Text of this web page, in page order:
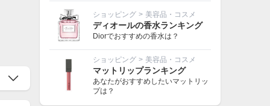
ショッピング > 美容品・コスメ
ディオールの香水ランキング
Diorでおすすめの香水は？
ショッピング > 美容品・コスメ
マットリップランキング
あなたがおすすめしたいマットリッ
プは？